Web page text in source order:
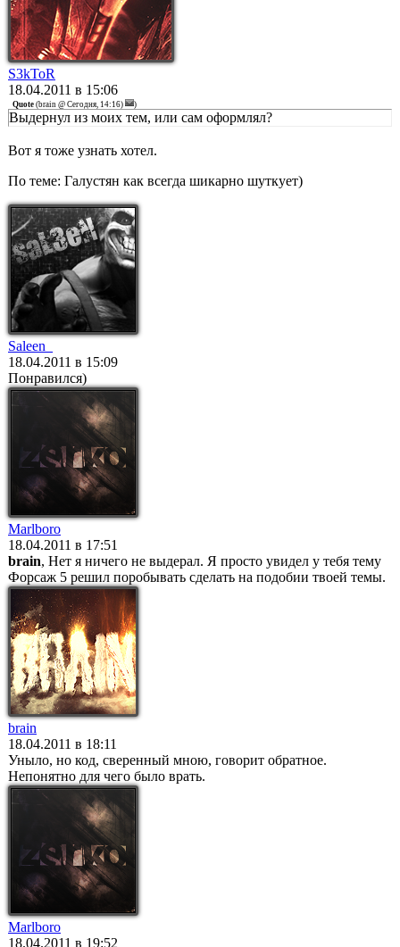
S3kToR
18.04.2011 в 15:06
Quote (brain @ Сегодня, 14:16) )
Выдернул из моих тем, или сам оформлял?
Вот я тоже узнать хотел.
По теме: Галустян как всегда шикарно шуткует)
Saleen_
18.04.2011 в 15:09
Понравился)
Marlboro
18.04.2011 в 17:51
brain, Нет я ничего не выдерал. Я просто увидел у тебя тему
Форсаж 5 решил поробывать сделать на подобии твоей темы.
brain
18.04.2011 в 18:11
Уныло, но код, сверенный мною, говорит обратное.
Непонятно для чего было врать.
Marlboro
18.04.2011 в 19:52